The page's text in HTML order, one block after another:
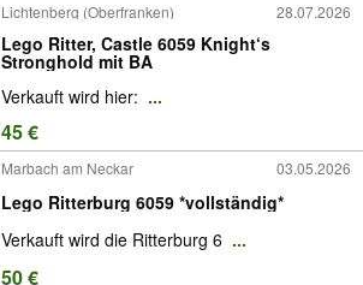
Lichtenberg (Oberfranken) 28.07.2026
Lego Ritter, Castle 6059 Knight‘s
Stronghold mit BA
Verkauft wird hier: ...
45 €
Marbach am Neckar 03.05.2026
Lego Ritterburg 6059 *vollständig*
Verkauft wird die Ritterburg 6 ...
50 €